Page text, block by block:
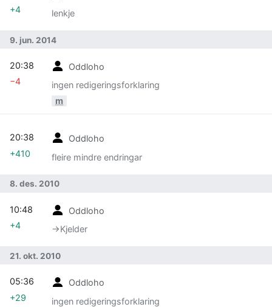
lenkje
+4
9. jun. 2014
Oddloho
ingen redigeringsforklaring
m
20:38
−4
Oddloho
fleire mindre endringar
20:38
+410
8. des. 2010
Oddloho
→‎Kjelder
10:48
+4
21. okt. 2010
Oddloho
ingen redigeringsforklaring
05:36
+29